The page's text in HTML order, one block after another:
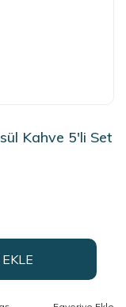
Kahve 5'li Set